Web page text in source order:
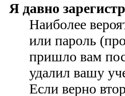
Я давно
Наиболее
или пароль
пришло вам
удалил вашу
Если верно